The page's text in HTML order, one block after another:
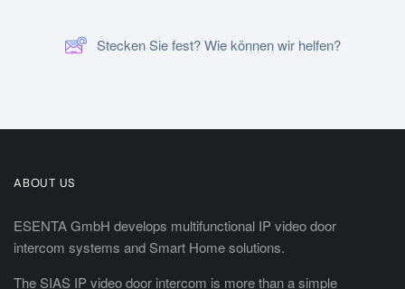
Stecken Sie fest? Wie können wir helfen?
ABOUT US
ESENTA GmbH develops multifunctional IP video door
intercom systems and Smart Home solutions.
The SIAS IP video door intercom is more than a simple